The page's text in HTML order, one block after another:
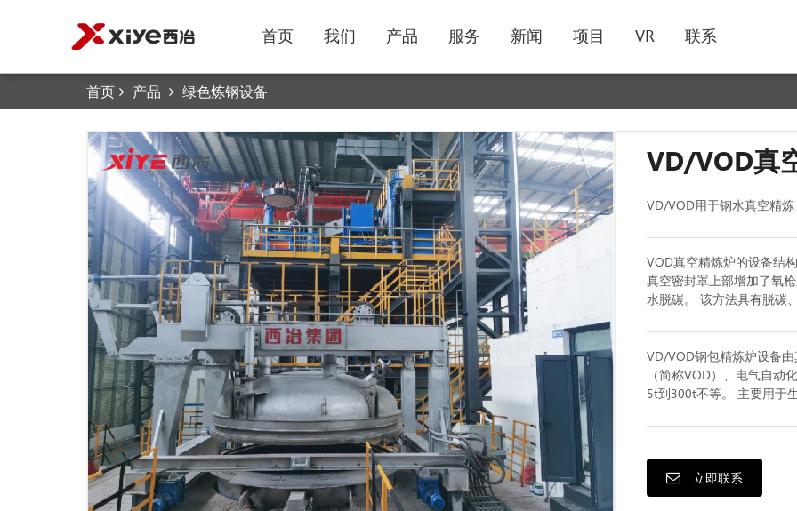
首页 我们 产品 服务 新闻 项目 VR 联系
首页 产品 绿色炼钢设备
VD/VOD真
VD/VOD用于钢水真空精
VOD真空精炼炉的设备结
真空密封罩上部增加了氧
水脱碳。 该方法具有脱碳
VD/VOD钢包精炼炉设备
（简称VOD）、电气自
5t到300t不等。 主要用于
立即联系